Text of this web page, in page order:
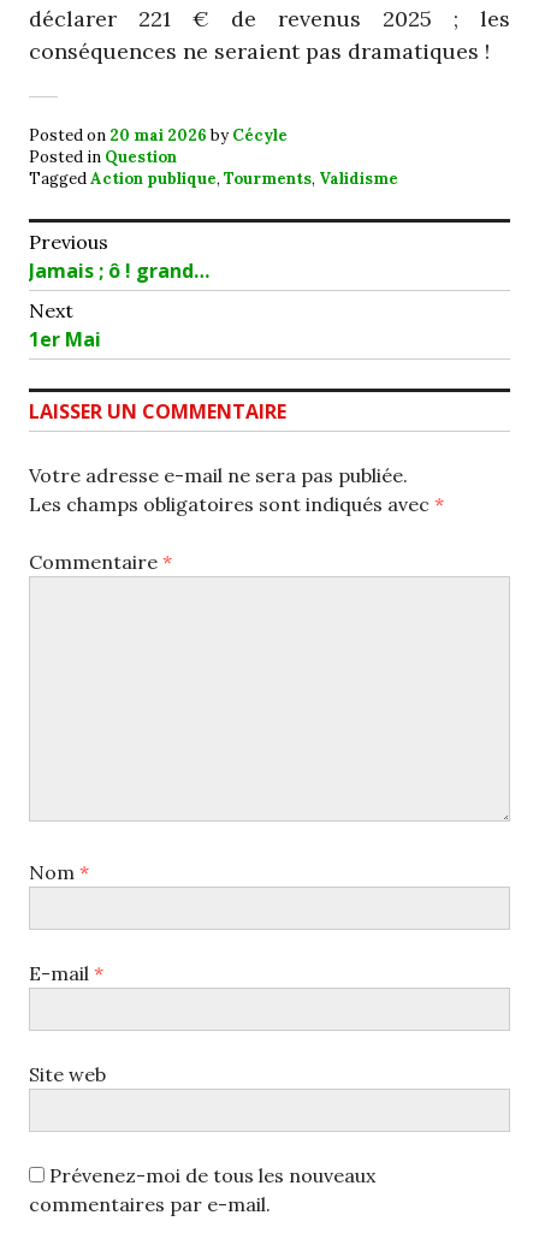
déclarer 221 € de revenus 2025 ; les
conséquences ne seraient pas dramatiques !
Posted on 20 mai 2026 byCécyle
Posted in Question
TaggedAction publique, Tourments, Validisme
Navigation
de
l’article
Previous
Previous
post:
Jamais ; ô ! grand…
Next
Next
post:
1er Mai
LAISSER UN COMMENTAIRE
Votre adresse e-mail ne sera pas publiée.
Les champs obligatoires sont indiqués avec *
Commentaire *
Nom *
E-mail *
Site web
Prévenez-moi de tous les nouveaux
commentaires par e-mail.